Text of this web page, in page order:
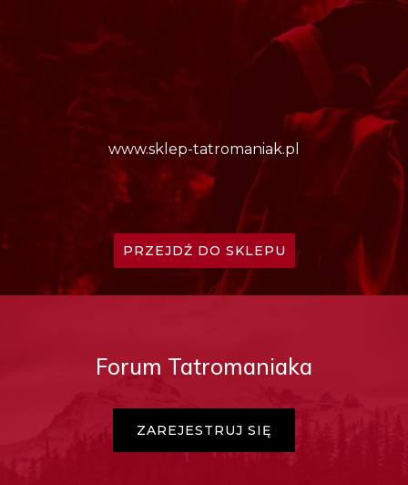
www.sklep-tatromaniak.pl
PRZEJDŹ DO SKLEPU
Forum Tatromaniaka
ZAREJESTRUJ SIĘ